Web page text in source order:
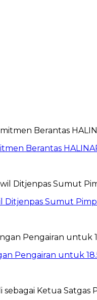
Berantas
Ditjenpas Sumut
Pengairan untuk